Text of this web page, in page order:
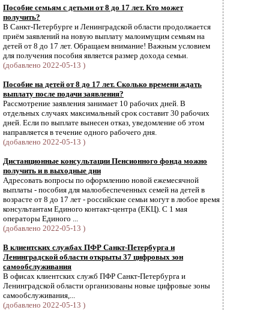
Пособие семьям с детьми от 8 до 17 лет. Кто может
получить?
В Санкт-Петербурге и Ленинградской области продолжается
приём заявлений на новую выплату малоимущим семьям на
детей от 8 до 17 лет. Обращаем внимание! Важным условием
для получения пособия является размер дохода семьи.
(добавлено 2022-05-13 )
Пособие на детей от 8 до 17 лет. Сколько времени ждать
выплату после подачи заявления?
Рассмотрение заявления занимает 10 рабочих дней. В
отдельных случаях максимальный срок составит 30 рабочих
дней. Если по выплате вынесен отказ, уведомление об этом
направляется в течение одного рабочего дня.
(добавлено 2022-05-13 )
Дистанционные консультации Пенсионного фонда можно
получить и в выходные дни
Адресовать вопросы по оформлению новой ежемесячной
выплаты - пособия для малообеспеченных семей на детей в
возрасте от 8 до 17 лет - российские семьи могут в любое время
консультантам Единого контакт-центра (ЕКЦ). С 1 мая
операторы Единого ...
(добавлено 2022-05-13 )
В клиентских службах ПФР Санкт-Петербурга и
Ленинградской области открыты 37 цифровых зон
самообслуживания
В офисах клиентских служб ПФР Санкт-Петербурга и
Ленинградской области организованы новые цифровые зоны
самообслуживания,...
(добавлено 2022-05-13 )